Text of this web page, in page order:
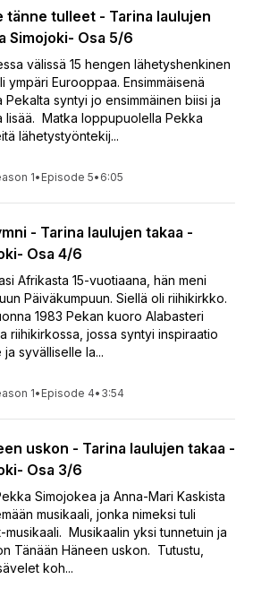
tänne tulleet - Tarina laulujen
Simojoki- Osa 5/6
välissä 15 hengen lähetyshenkinen
ympäri Eurooppaa. Ensimmäisenä
Pekalta syntyi jo ensimmäinen biisi ja
lisää. Matka loppupuolella Pekka
lähetystyöntekij...
1• Episode 5• 6:05
- Tarina laulujen takaa -
Osa 4/6
Afrikasta 15-vuotiaana, hän meni
Päiväkumpuun. Siellä oli riihikirkko.
1983 Pekan kuoro Alabasteri
riihikirkossa, jossa syntyi inspiraatio
syvälliselle la...
1• Episode 4• 3:54
uskon - Tarina laulujen takaa -
Osa 3/6
Simojokea ja Anna-Mari Kaskista
musikaali, jonka nimeksi tuli
musikaali. Musikaalin yksi tunnetuin ja
Tänään Häneen uskon. Tutustu,
koh...